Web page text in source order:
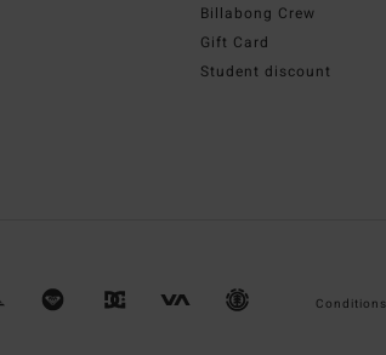
Billabong Crew
Gift Card
Student discount